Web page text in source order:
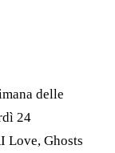
delle
24
Love, Ghosts